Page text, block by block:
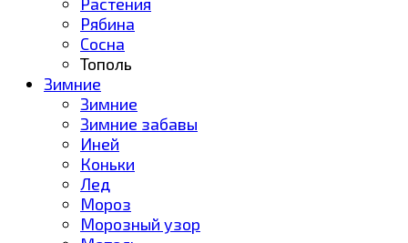
Рябина
Сосна
Тополь
Зимние
Зимние
Зимние забавы
Иней
Коньки
Лед
Мороз
Морозный узор